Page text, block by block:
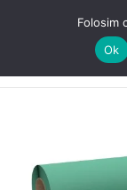
Folosim
Ok